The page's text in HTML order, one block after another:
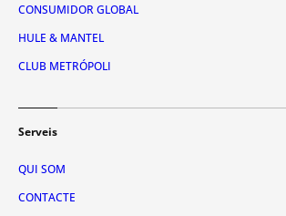
CONSUMIDOR GLOBAL
HULE & MANTEL
CLUB METRÓPOLI
Serveis
QUI SOM
CONTACTE